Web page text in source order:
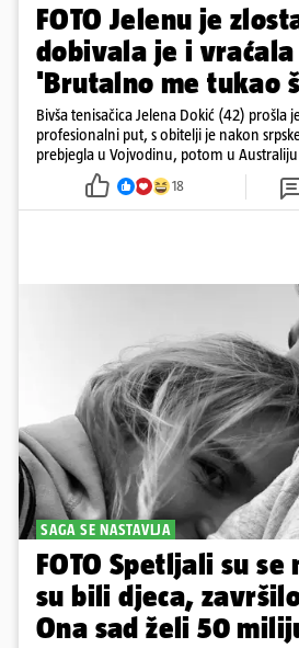
FOTO Jelenu je
dobivala je i
'Brutalno me tukao
Bivša tenisačica Jelena Dokić (42) prošla
profesionalni put, s obitelji je nakon
prebjegla u Vojvodinu, potom u
18
SAGA SE NASTAVLJA
FOTO Spetljali su
su bili djeca,
Ona sad želi 50